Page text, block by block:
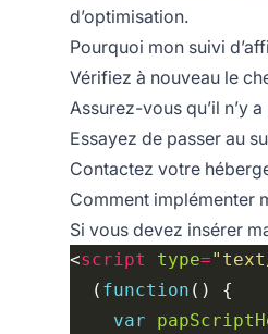
d’optimisation.
Pourquoi mon suivi
Vérifiez à nouveau le
Assurez-vous qu’il n’y
Essayez de passer au
Contactez votre
Comment implémenter
Si vous devez insérer
<script type=
  (
function
var